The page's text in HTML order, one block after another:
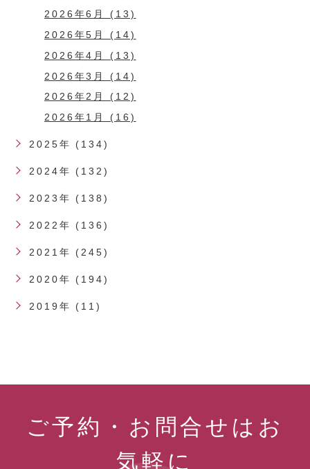
2026年6月 (13)
2026年5月 (14)
2026年4月 (13)
2026年3月 (14)
2026年2月 (12)
2026年1月 (16)
2025年 (134)
2024年 (132)
2023年 (138)
2022年 (136)
2021年 (245)
2020年 (194)
2019年 (11)
ご予約・お問合せはお
気軽に